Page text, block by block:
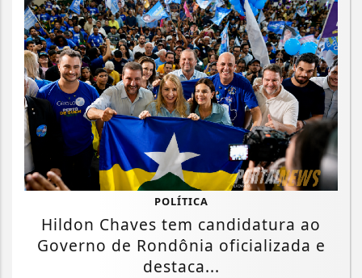
POLÍTICA
Hildon Chaves tem candidatura ao
Governo de Rondônia oficializada e
destaca...